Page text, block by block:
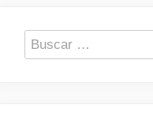
Buscar: